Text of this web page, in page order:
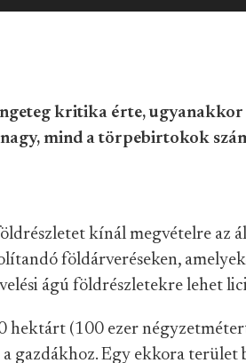
kritika érte, ugyanakkor
mind a törpebirtokok
kínál megvételre az
földárveréseken,
ágú földrészletekre lehet
hektárt (100 ezer
gazdákhoz. Egy ekkora terület